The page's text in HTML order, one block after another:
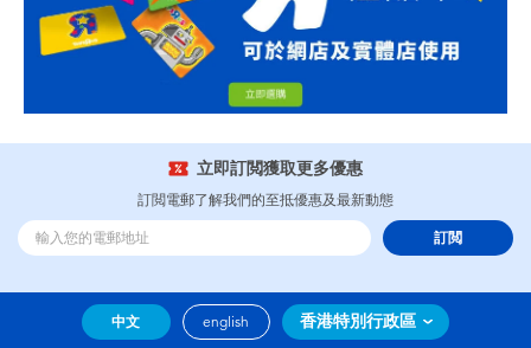
立即訂閲獲取更多優惠
訂閲電郵了解我們的至抵優惠及最新動態
訂閲
中文 english 香港特別行政區